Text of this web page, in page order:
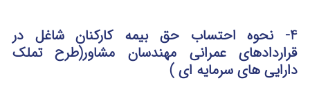
4-
نحوه احتساب حق بیمه کارکنان شاغل در
قراردادهای عمرانی مهندسان مشاور(طرح تملک
دارایی های سرمایه ای )